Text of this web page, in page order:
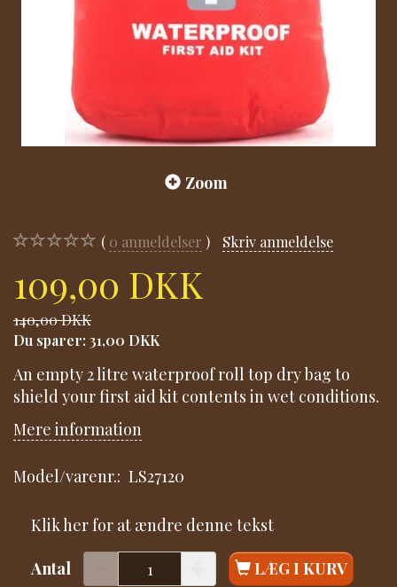
Zoom
0 anmeldelser Skriv anmeldelse
109,00 DKK
140,00 DKK
Du sparer: 31,00 DKK
An empty 2 litre waterproof roll top dry bag to
shield your first aid kit contents in wet conditions.
Mere information
Model/varenr.: LS27120
Klik her for at ændre denne tekst
Antal LÆG I KURV